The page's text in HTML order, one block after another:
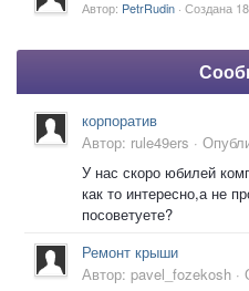
Автор: PetrRudin · Создана
корпоратив
Автор: rule49ers ·
У нас скоро юбилей
как то интересно,а не
посоветуете?
Ремонт крыши
Автор: pavel_fozekosh ·